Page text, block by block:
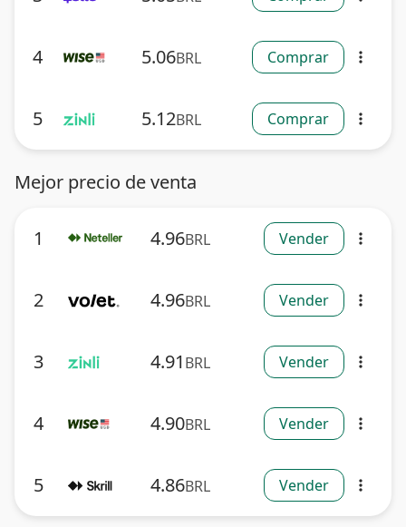
4 5.06BRL Comprar more_vert
5 5.12BRL Comprar more_vert
Mejor precio de venta
1 4.96BRL Vender more_vert
2 4.96BRL Vender more_vert
3 4.91 BRL Vender more_vert
4 4.90BRL Vender more_vert
5 4.86BRL Vender more_vert